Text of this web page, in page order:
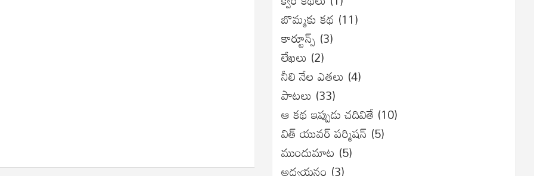
బొమ్మకు కథ (11)
కార్టూన్స్ (3)
లేఖలు (2)
నీలి నేల ఎతలు (4)
పాటలు (33)
ఆ కథ ఇప్పుడు చదివితే (10)
విత్ యువర్ పర్మిషన్ (5)
ముందుమాట (5)
అధ్యయనం (3)